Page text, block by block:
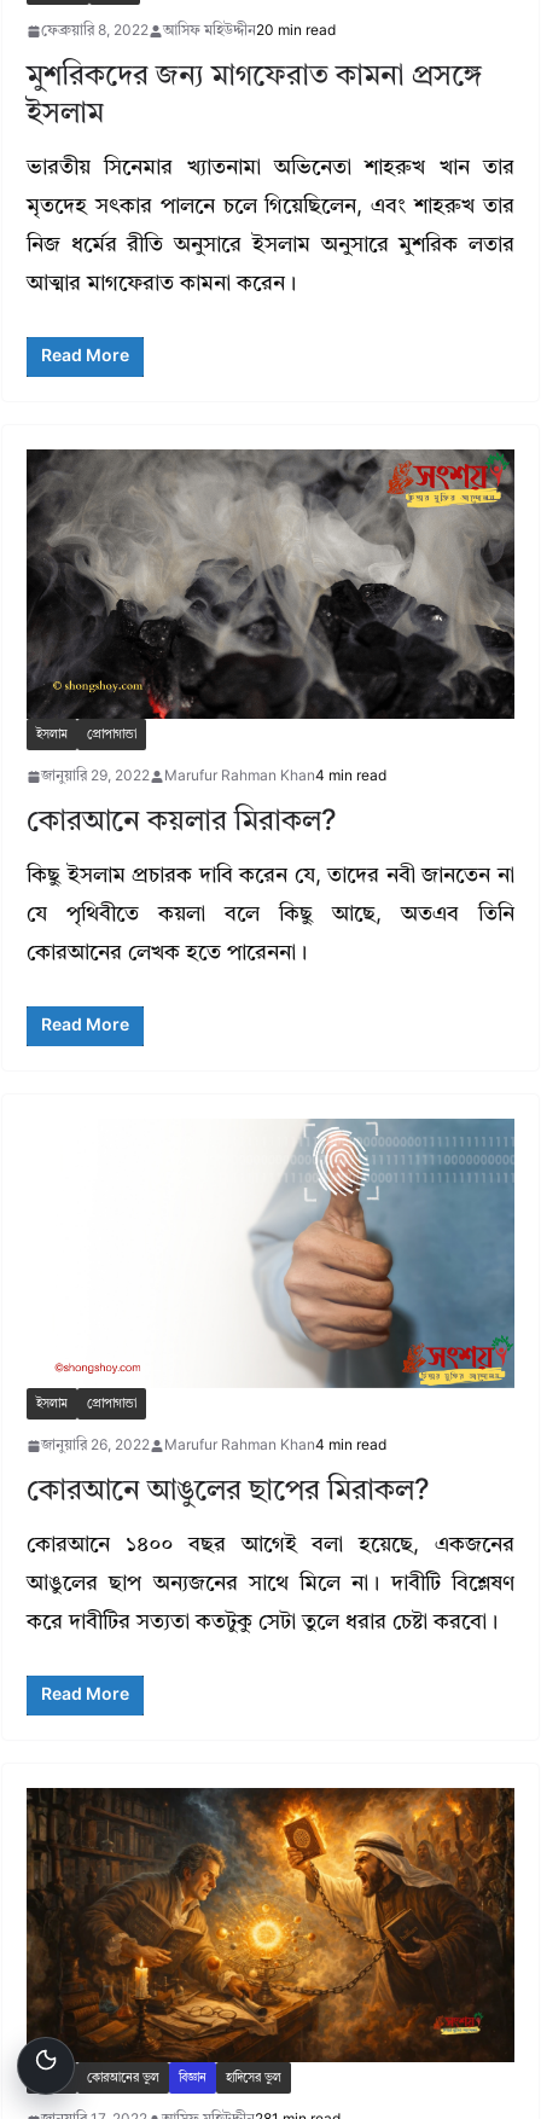
ফেব্রুয়ারি 8, 2022 আসিফ মহিউদ্দীন20 min read
মুশরিকদের জন্য মাগফেরাত কামনা প্রসঙ্গে
ইসলাম
ভারতীয় সিনেমার খ্যাতনামা অভিনেতা শাহরুখ খান তার
মৃতদেহ সৎকার পালনে চলে গিয়েছিলেন, এবং শাহরুখ তার
নিজ ধর্মের রীতি অনুসারে ইসলাম অনুসারে মুশরিক লতার
আত্মার মাগফেরাত কামনা করেন।
Read More
ইসলাম প্রোপাগান্ডা
জানুয়ারি 29, 2022 Marufur Rahman Khan4 min read
কোরআনে কয়লার মিরাকল?
কিছু ইসলাম প্রচারক দাবি করেন যে, তাদের নবী জানতেন না
যে পৃথিবীতে কয়লা বলে কিছু আছে, অতএব তিনি
কোরআনের লেখক হতে পারেননা।
Read More
ইসলাম প্রোপাগান্ডা
জানুয়ারি 26, 2022 Marufur Rahman Khan4 min read
কোরআনে আঙুলের ছাপের মিরাকল?
কোরআনে ১৪০০ বছর আগেই বলা হয়েছে, একজনের
আঙুলের ছাপ অন্যজনের সাথে মিলে না। দাবীটি বিশ্লেষণ
করে দাবীটির সত্যতা কতটুকু সেটা তুলে ধরার চেষ্টা করবো।
Read More
কোরআনের ভুল বিজ্ঞান হাদিসের ভুল